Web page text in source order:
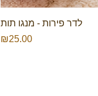
לדר פירות - מנגו תות
Price
₪25.00